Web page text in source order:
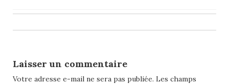
navigation
Laisser un commentaire
Votre adresse e-mail ne sera pas publiée. Les champs